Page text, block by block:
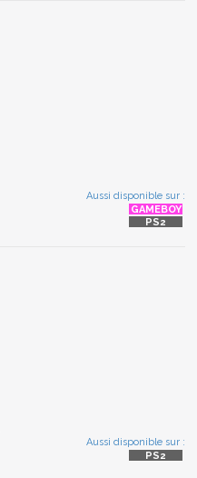
Aussi disponible sur :
Aussi disponible sur :